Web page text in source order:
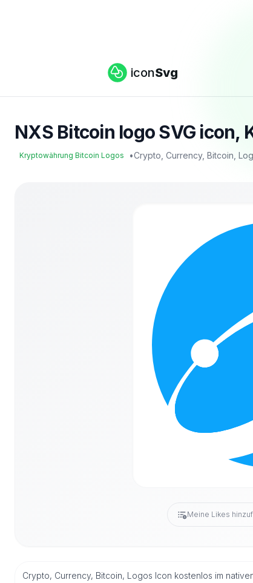
iconSvg
NXS Bitcoin logo SVG
Kryptowährung Bitcoin Logos •Crypto, Currency, Bitcoin,
Meine Likes
Crypto, Currency, Bitcoin, Logos Icon kostenlos im